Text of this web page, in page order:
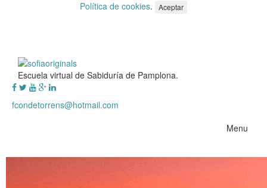
Política de cookies. Aceptar
Escuela virtual de Sabiduría de Pamplona.
fcondetorrens@hotmail.com
Menu